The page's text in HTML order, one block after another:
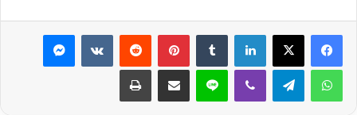
لينكدإن بينتيريست ماسنجر
واتساب تيلقرام ڤايبر لاين مشاركة عبر البريد طباعة